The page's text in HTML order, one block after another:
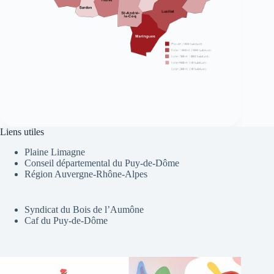
Liens utiles
Plaine Limagne
Conseil départemental du Puy-de-Dôme
Région Auvergne-Rhône-Alpes
Syndicat du Bois de l’Aumône
Caf du Puy-de-Dôme